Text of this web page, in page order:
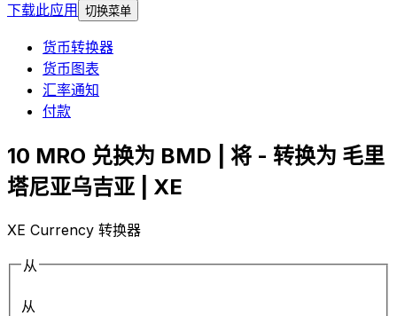
下载此应用
切换菜单
货币转换器
货币图表
汇率通知
付款
10 MRO 兑换为 BMD | 将 - 转换为 毛里
塔尼亚乌吉亚 | XE
XE Currency 转换器
从
从